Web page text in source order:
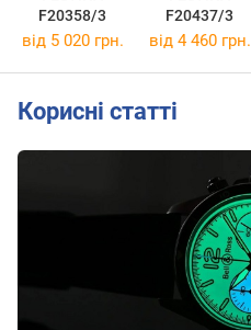
F20358/3
F20437/3
від 5 020 грн. від 4 460 грн.
Корисні статті